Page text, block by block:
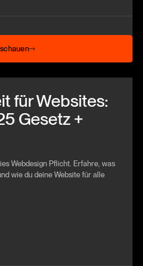
für Websites:
Gesetz +
Webdesign Pflicht. Erfahre, was
wie du deine Website für alle